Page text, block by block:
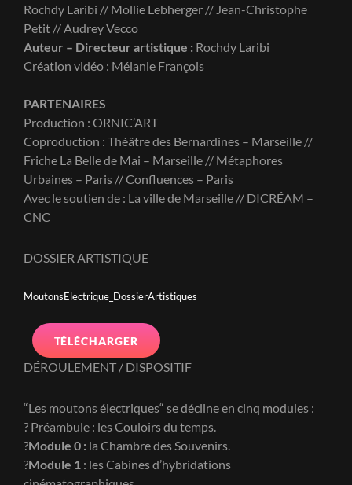
Rochdy Laribi // Mollie Lebherger // Jean-Christophe
Petit // Audrey Vecco
Auteur – Directeur artistique : Rochdy Laribi
Création vidéo : Mélanie François
PARTENAIRES
Production : ORNIC’ART
Coproduction : Théâtre des Bernardines – Marseille //
Friche La Belle de Mai – Marseille // Métaphores
Urbaines – Paris // Confluences – Paris
Avec le soutien de : La ville de Marseille // DICRÉAM –
CNC
DOSSIER ARTISTIQUE
MoutonsElectrique_DossierArtistiques
TÉLÉCHARGER
DÉROULEMENT / DISPOSITIF
“Les moutons électriques“ se décline en cinq modules :
? Préambule : les Couloirs du temps.
?Module 0 : la Chambre des Souvenirs.
?Module 1 : les Cabines d’hybridations